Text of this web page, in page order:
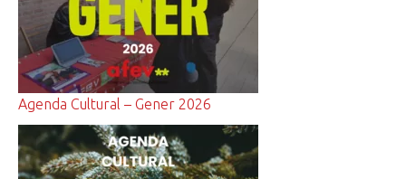
Agenda Cultural – Gener 2026